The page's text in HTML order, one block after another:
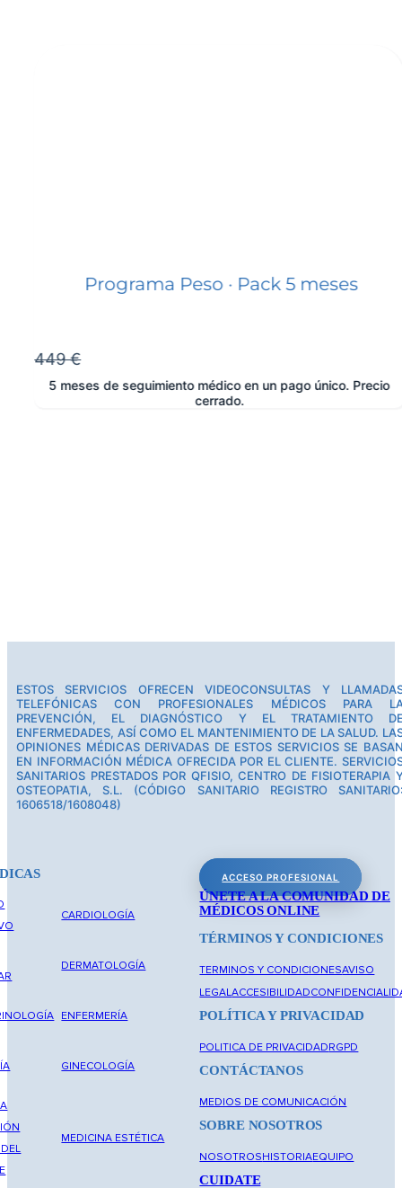
Programa Peso · Pack 5 meses
449 €
5 meses de seguimiento médico en un pago único. Precio
cerrado.
ESTOS SERVICIOS OFRECEN VIDEOCONSULTAS Y
TELEFÓNICAS CON PROFESIONALES MÉDICOS PARA
PREVENCIÓN, EL DIAGNÓSTICO Y EL TRATAMIENTO
ENFERMEDADES, ASÍ COMO EL MANTENIMIENTO DE LA SALUD.
OPINIONES MÉDICAS DERIVADAS DE ESTOS SERVICIOS SE
EN INFORMACIÓN MÉDICA OFRECIDA POR EL CLIENTE.
SANITARIOS PRESTADOS POR QFISIO, CENTRO DE FISIOTERAPIA
OSTEOPATIA, S.L. (CÓDIGO SANITARIO REGISTRO
1606518/1608048)
CARDIOLOGÍA
DERMATOLOGÍA
ENFERMERÍA
GINECOLOGÍA
MEDICINA ESTÉTICA
ACCESO PROFESIONAL
ÚNETE A LA COMUNIDAD DE
MÉDICOS ONLINE
TÉRMINOS Y CONDICIONES
TERMINOS Y CONDICIONESAVISO
LEGALACCESIBILIDAD
POLÍTICA Y PRIVACIDAD
POLITICA DE PRIVACIDADRGPD
CONTÁCTANOS
MEDIOS DE COMUNICACIÓN
SOBRE NOSOTROS
NOSOTROSHISTORIAEQUIPO
CUIDATE